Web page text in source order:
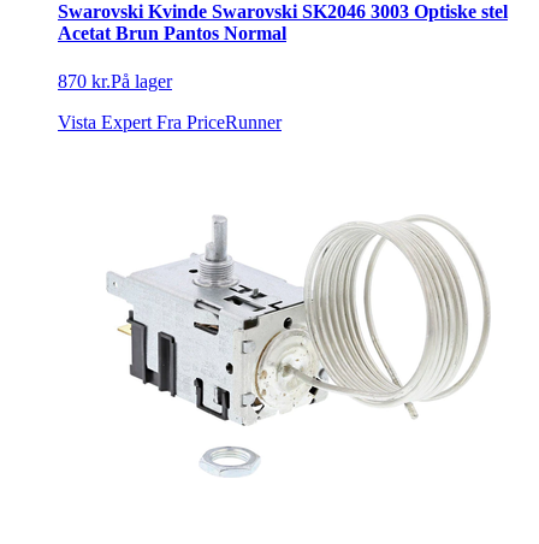
Swarovski Kvinde Swarovski SK2046 3003 Optiske stel
Acetat Brun Pantos Normal
870 kr.På lager
Vista Expert Fra PriceRunner